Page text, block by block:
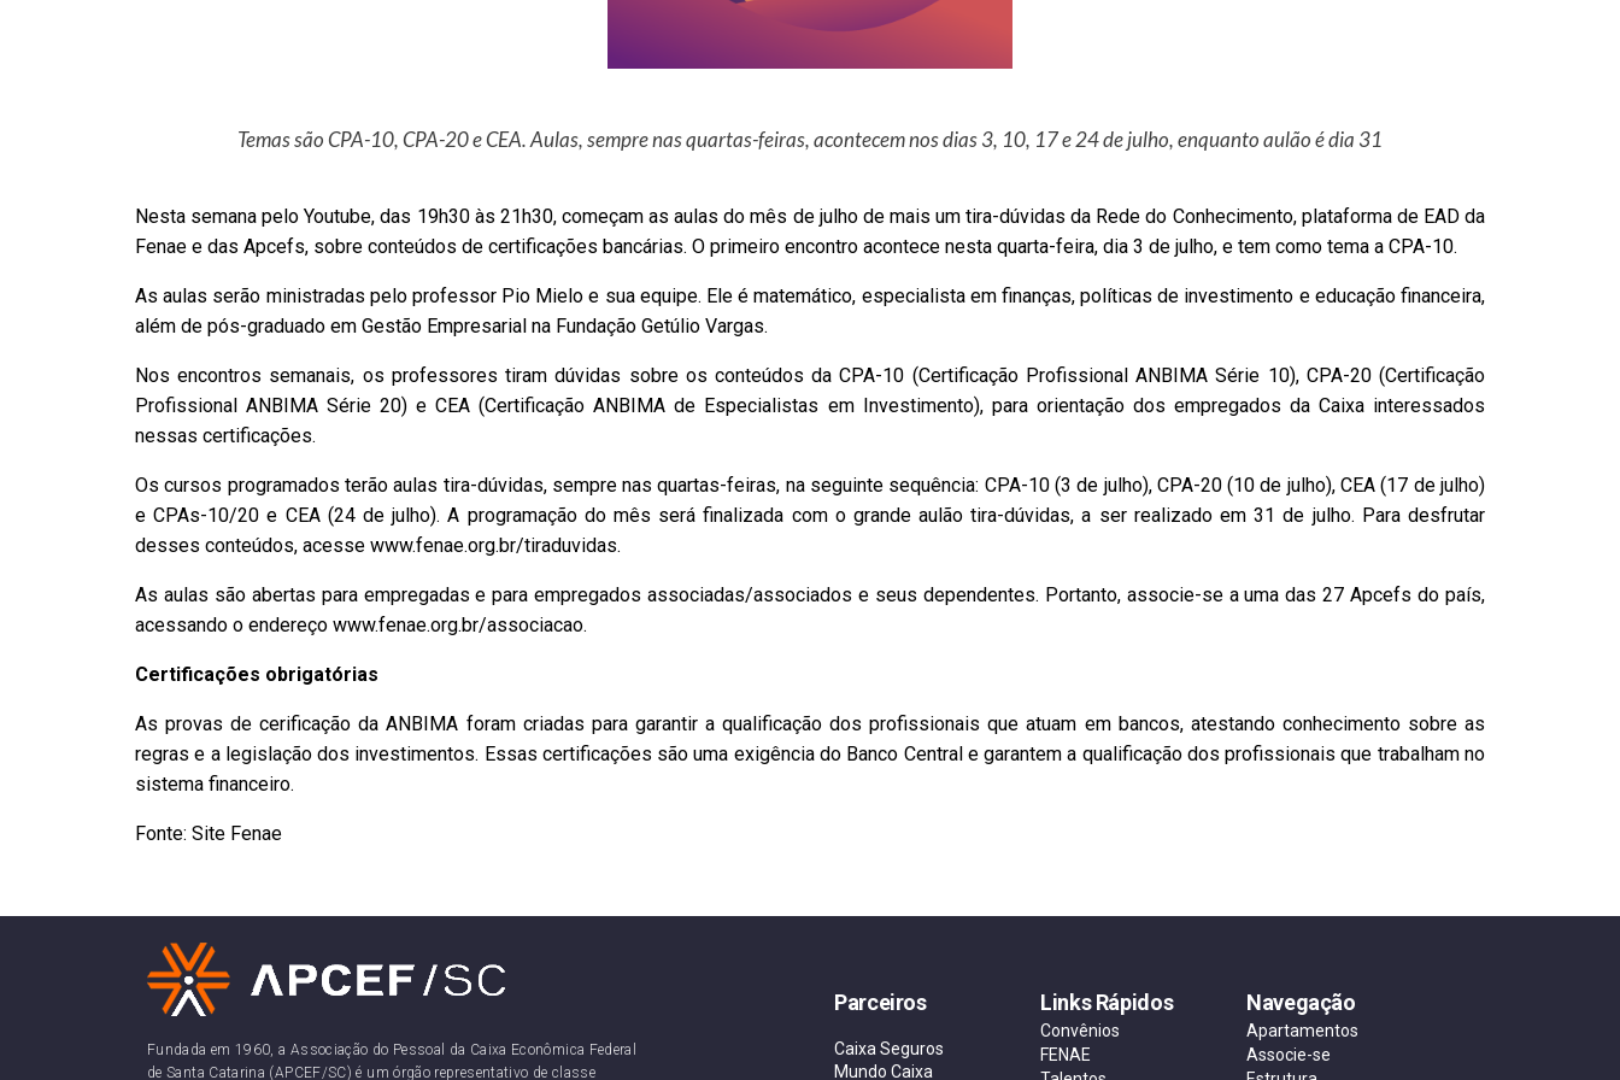
Temas são CPA-10, CPA-20 e CEA. Aulas, sempre nas quartas-feiras, acontecem nos dias 3, 10, 17 e 24 de julho, enquanto aulão é dia 31
Nesta semana pelo Youtube, das 19h30 às 21h30, começam as aulas do mês de julho de mais um tira-dúvidas da Rede do Conhecimento, plataforma de EAD da
Fenae e das Apcefs, sobre conteúdos de certificações bancárias. O primeiro encontro acontece nesta quarta-feira, dia 3 de julho, e tem como tema a CPA-10.
As aulas serão ministradas pelo professor Pio Mielo e sua equipe. Ele é matemático, especialista em finanças, políticas de investimento e educação financeira,
além de pós-graduado em Gestão Empresarial na Fundação Getúlio Vargas.
Nos encontros semanais, os professores tiram dúvidas sobre os conteúdos da CPA-10 (Certificação Profissional ANBIMA Série 10), CPA-20 (Certificação
Profissional ANBIMA Série 20) e CEA (Certificação ANBIMA de Especialistas em Investimento), para orientação dos empregados da Caixa interessados
nessas certificações.
Os cursos programados terão aulas tira-dúvidas, sempre nas quartas-feiras, na seguinte sequência: CPA-10 (3 de julho), CPA-20 (10 de julho), CEA (17 de julho)
e CPAs-10/20 e CEA (24 de julho). A programação do mês será finalizada com o grande aulão tira-dúvidas, a ser realizado em 31 de julho. Para desfrutar
desses conteúdos, acesse www.fenae.org.br/tiraduvidas.
As aulas são abertas para empregadas e para empregados associadas/associados e seus dependentes. Portanto, associe-se a uma das 27 Apcefs do país,
acessando o endereço www.fenae.org.br/associacao.
Certificações obrigatórias
As provas de cerificação da ANBIMA foram criadas para garantir a qualificação dos profissionais que atuam em bancos, atestando conhecimento sobre as
regras e a legislação dos investimentos. Essas certificações são uma exigência do Banco Central e garantem a qualificação dos profissionais que trabalham no
sistema financeiro.
Fonte: Site Fenae
Fundada em 1960, a Associação do Pessoal da Caixa Econômica Federal
de Santa Catarina (APCEF/SC) é um órgão representativo de classe
Parceiros
Caixa Seguros
Mundo Caixa
Links Rápidos
Convênios
FENAE
Navegação
Apartamentos
Associe-se